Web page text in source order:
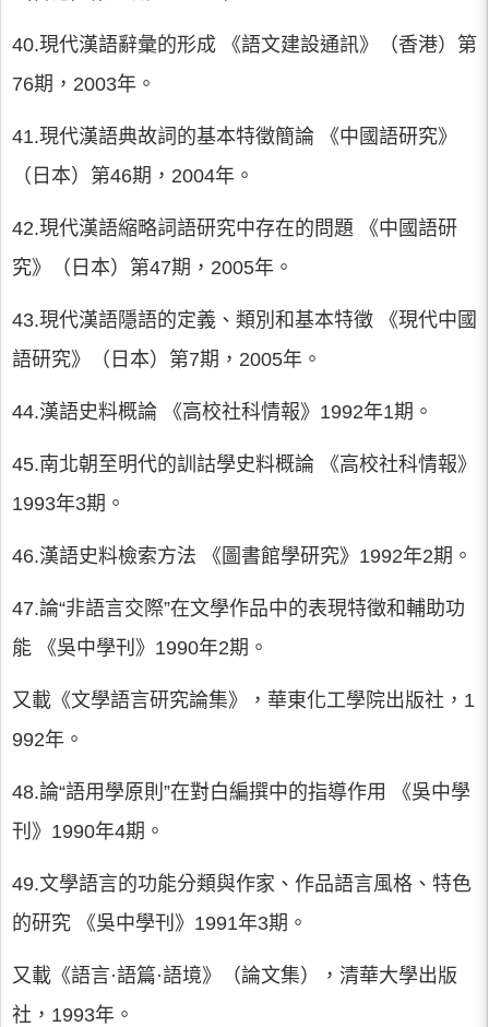
40.現代漢語辭彙的形成 《語文建設通訊》（香港）第
76期，2003年。
41.現代漢語典故詞的基本特徵簡論 《中國語研究》
（日本）第46期，2004年。
42.現代漢語縮略詞語研究中存在的問題 《中國語研
究》（日本）第47期，2005年。
43.現代漢語隱語的定義、類別和基本特徵 《現代中國
語研究》（日本）第7期，2005年。
44.漢語史料概論 《高校社科情報》1992年1期。
45.南北朝至明代的訓詁學史料概論 《高校社科情報》
1993年3期。
46.漢語史料檢索方法 《圖書館學研究》1992年2期。
47.論“非語言交際”在文學作品中的表現特徵和輔助功
能 《吳中學刊》1990年2期。
又載《文學語言研究論集》，華東化工學院出版社，1
992年。
48.論“語用學原則”在對白編撰中的指導作用 《吳中學
刊》1990年4期。
49.文學語言的功能分類與作家、作品語言風格、特色
的研究 《吳中學刊》1991年3期。
又載《語言·語篇·語境》（論文集），清華大學出版
社，1993年。